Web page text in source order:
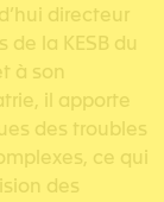
directeur
la KESB du
à son
il apporte
des troubles
ce qui
des